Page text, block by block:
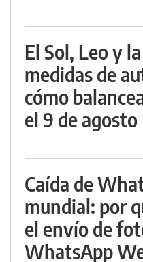
El Sol, Leo y
medidas de
cómo
el 9 de agosto
Caída de
mundial: por
el envío de
WhatsApp